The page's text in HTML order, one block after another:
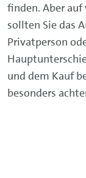
finden. Aber auf
sollten Sie das
Privatperson
und dem Kauf
besonders